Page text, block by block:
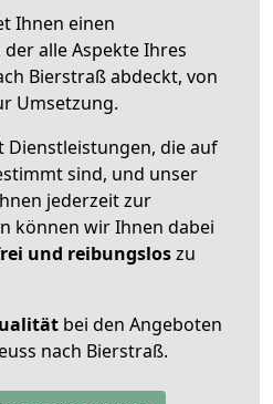
Ihnen einen
alle Aspekte Ihres
Bierstraß abdeckt, von
Umsetzung.
Dienstleistungen, die auf
sind, und unser
jederzeit zur
können wir Ihnen dabei
und reibungsloszu
bei den Angeboten
nach Bierstraß.